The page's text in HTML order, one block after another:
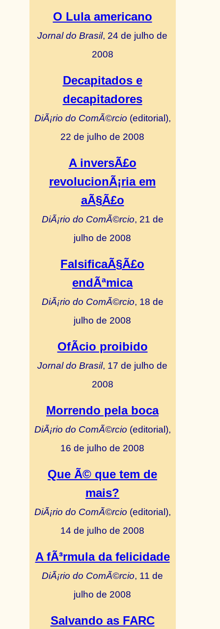
O Lula americano
Jornal do Brasil, 24 de julho de
2008
Decapitados e
decapitadores
DiÃ¡rio do ComÃ©rcio (editorial),
22 de julho de 2008
A inversÃ£o
revolucionÃ¡ria em
aÃ§Ã£o
DiÃ¡rio do ComÃ©rcio, 21 de
julho de 2008
FalsificaÃ§Ã£o
endÃªmica
DiÃ¡rio do ComÃ©rcio, 18 de
julho de 2008
OfÃ­cio proibido
Jornal do Brasil, 17 de julho de
2008
Morrendo pela boca
DiÃ¡rio do ComÃ©rcio (editorial),
16 de julho de 2008
Que Ã© que tem de
mais?
DiÃ¡rio do ComÃ©rcio (editorial),
14 de julho de 2008
A fÃ³rmula da felicidade
DiÃ¡rio do ComÃ©rcio, 11 de
julho de 2008
Salvando as FARC